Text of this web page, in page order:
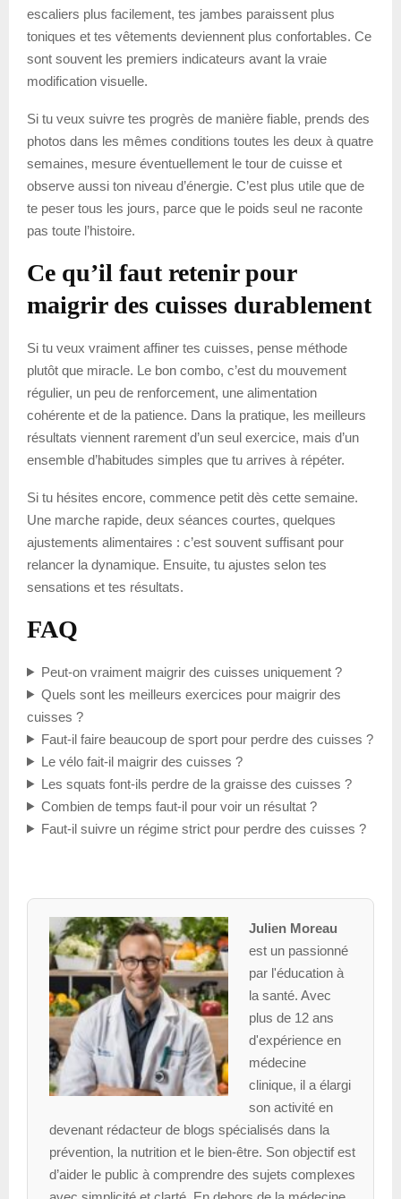
escaliers plus facilement, tes jambes paraissent plus
toniques et tes vêtements deviennent plus confortables. Ce
sont souvent les premiers indicateurs avant la vraie
modification visuelle.
Si tu veux suivre tes progrès de manière fiable, prends des
photos dans les mêmes conditions toutes les deux à quatre
semaines, mesure éventuellement le tour de cuisse et
observe aussi ton niveau d’énergie. C’est plus utile que de
te peser tous les jours, parce que le poids seul ne raconte
pas toute l’histoire.
Ce qu’il faut retenir pour
maigrir des cuisses durablement
Si tu veux vraiment affiner tes cuisses, pense méthode
plutôt que miracle. Le bon combo, c’est du mouvement
régulier, un peu de renforcement, une alimentation
cohérente et de la patience. Dans la pratique, les meilleurs
résultats viennent rarement d’un seul exercice, mais d’un
ensemble d’habitudes simples que tu arrives à répéter.
Si tu hésites encore, commence petit dès cette semaine.
Une marche rapide, deux séances courtes, quelques
ajustements alimentaires : c’est souvent suffisant pour
relancer la dynamique. Ensuite, tu ajustes selon tes
sensations et tes résultats.
FAQ
Peut-on vraiment maigrir des cuisses uniquement ?
Quels sont les meilleurs exercices pour maigrir des
cuisses ?
Faut-il faire beaucoup de sport pour perdre des cuisses ?
Le vélo fait-il maigrir des cuisses ?
Les squats font-ils perdre de la graisse des cuisses ?
Combien de temps faut-il pour voir un résultat ?
Faut-il suivre un régime strict pour perdre des cuisses ?
Julien Moreau
est un passionné
par l'éducation à
la santé. Avec
plus de 12 ans
d'expérience en
médecine
clinique, il a élargi
son activité en
devenant rédacteur de blogs spécialisés dans la
prévention, la nutrition et le bien-être. Son objectif est
d’aider le public à comprendre des sujets complexes